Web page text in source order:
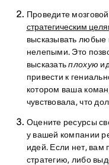
Проведите
стратегическим
высказывать любые
нелепыми. Это
высказатьплохую
привести к
котором ваша
чувствовала, что
Оцените ресурсы
у вашей компании
идей. Если нет, вам
стратегию, либо